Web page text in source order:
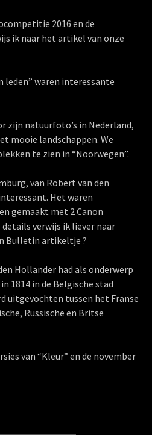
2016 en de
ik naar het artikel van onze
leden” waren interessante
zijn natuurfoto’s in Nederland,
mooie landschappen. We
te zien in “Noorwegen”.
van Robert van den
Het waren
gemaakt met 2 Canon
details verwijs ik liever naar
Bulletin artikeltje ?
Hollander had als onderwerp
1814 in de Belgische stad
uitgevochten tussen het Franse
Russische en Britse
van “Kleur” en de november